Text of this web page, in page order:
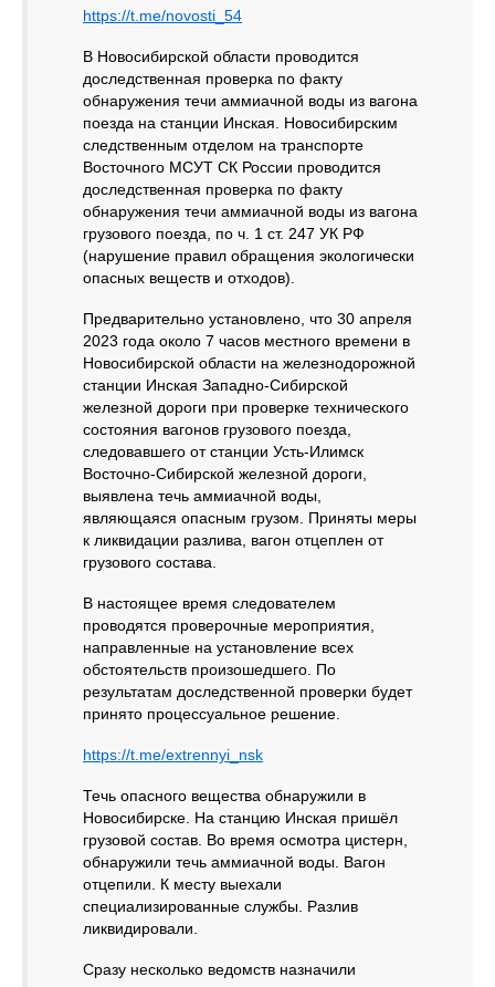
https://t.me/novosti_54
В Новосибирской области проводится
доследственная проверка по факту
обнаружения течи аммиачной воды из вагона
поезда на станции Инская. Новосибирским
следственным отделом на транспорте
Восточного МСУТ СК России проводится
доследственная проверка по факту
обнаружения течи аммиачной воды из вагона
грузового поезда, по ч. 1 ст. 247 УК РФ
(нарушение правил обращения экологически
опасных веществ и отходов).
Предварительно установлено, что 30 апреля
2023 года около 7 часов местного времени в
Новосибирской области на железнодорожной
станции Инская Западно-Сибирской
железной дороги при проверке технического
состояния вагонов грузового поезда,
следовавшего от станции Усть-Илимск
Восточно-Сибирской железной дороги,
выявлена течь аммиачной воды,
являющаяся опасным грузом. Приняты меры
к ликвидации разлива, вагон отцеплен от
грузового состава.
В настоящее время следователем
проводятся проверочные мероприятия,
направленные на установление всех
обстоятельств произошедшего. По
результатам доследственной проверки будет
принято процессуальное решение.
https://t.me/extrennyi_nsk
Течь опасного вещества обнаружили в
Новосибирске. На станцию Инская пришёл
грузовой состав. Во время осмотра цистерн,
обнаружили течь аммиачной воды. Вагон
отцепили. К месту выехали
специализированные службы. Разлив
ликвидировали.
Сразу несколько ведомств назначили